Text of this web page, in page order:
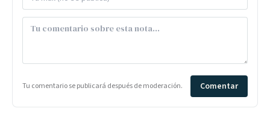
Tu comentario se publicará después de moderación. Comentar